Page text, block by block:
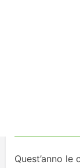
Quest’anno